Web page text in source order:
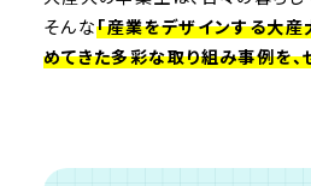
そんな「産業をデザインする大産
めてきた多彩な取り組み事例を、